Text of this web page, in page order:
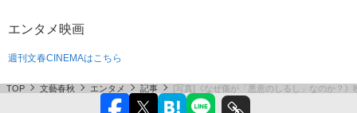
エンタメ 映画
週刊文春CINEMAはこちら
TOP 文藝春秋 エンタメ 記事 [写真]《なぜ傷が「悪意のしるし」なのか？